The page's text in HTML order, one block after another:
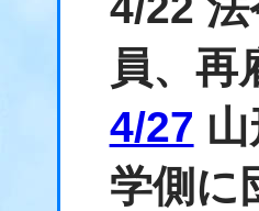
員、再
4/27
学側に